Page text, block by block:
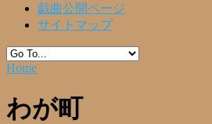
戯曲公開ページ
サイトマップ
Home
わが町